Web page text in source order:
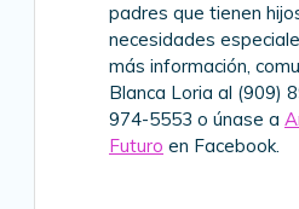
padres que tienen
necesidades
más información,
Blanca Loria al (909)
974-5553 o únase a
Futuro en Facebook.